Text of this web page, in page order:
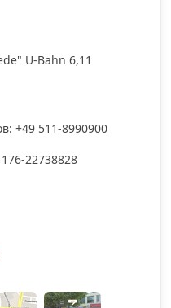
U-Bahn 6,11
+49 511-8990900
22738828